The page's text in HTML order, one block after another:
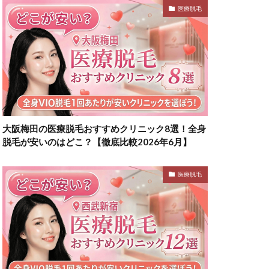
医療脱毛
大阪梅田の医療脱毛おすすめクリニック8選！全身
脱毛が安いのはどこ？【徹底比較2026年6月】
医療脱毛